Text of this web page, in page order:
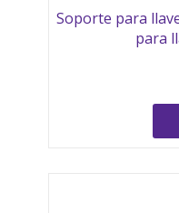
Soporte para
para